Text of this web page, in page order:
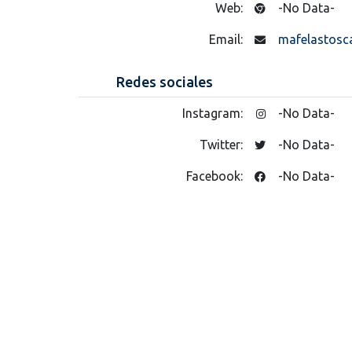
Web: -No Data-
Email:
Redes sociales
Instagram: -No Data-
Twitter: -No Data-
Facebook: -No Data-